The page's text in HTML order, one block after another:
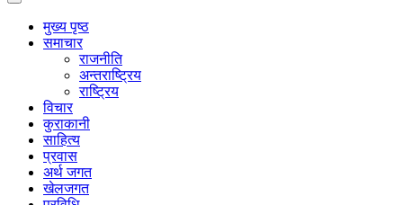
मुख्य पृष्ठ
समाचार
राजनीति
अन्तराष्ट्रिय
राष्ट्रिय
विचार
कुराकानी
साहित्य
प्रवास
अर्थ जगत
खेलजगत